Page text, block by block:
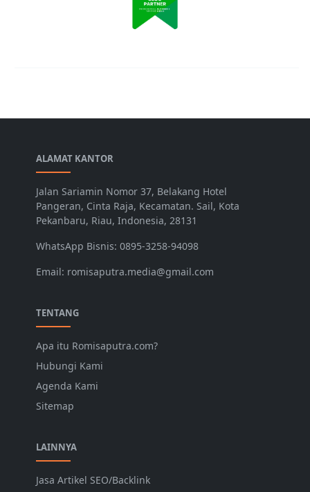
ALAMAT KANTOR
Jalan Sariamin Nomor 37, Belakang Hotel
Pangeran, Cinta Raja, Kecamatan. Sail, Kota
Pekanbaru, Riau, Indonesia, 28131
WhatsApp Bisnis: 0895-3258-94098
Email: romisaputra.media@gmail.com
TENTANG
Apa itu Romisaputra.com?
Hubungi Kami
Agenda Kami
Sitemap
LAINNYA
Jasa Artikel SEO/Backlink